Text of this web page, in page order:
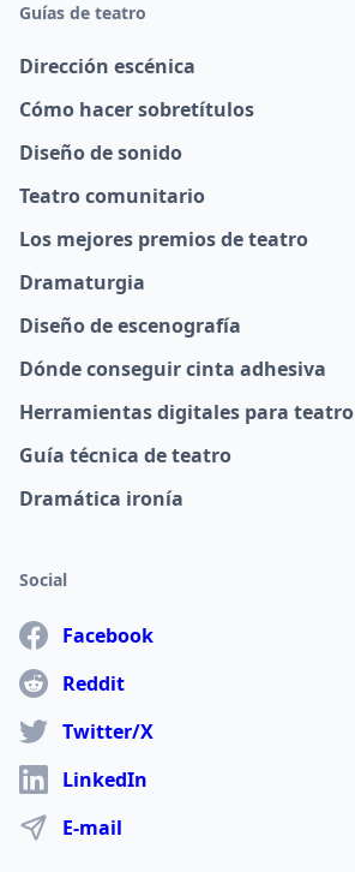
Guías de teatro
Dirección escénica
Cómo hacer sobretítulos
Diseño de sonido
Teatro comunitario
Los mejores premios de teatro
Dramaturgia
Diseño de escenografía
Dónde conseguir cinta adhesiva
Herramientas digitales para teatro
Guía técnica de teatro
Dramática ironía
Social
Facebook
Reddit
Twitter/X
LinkedIn
E-mail